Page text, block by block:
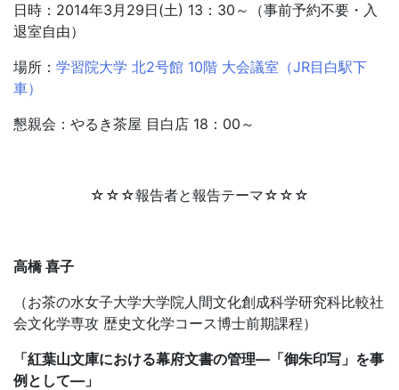
日時：2014年3月29日(土) 13：30～（事前予約不要・入
退室自由）
場所： 学習院大学 北2号館 10階 大会議室（JR目白駅下
車）
懇親会：やるき茶屋 目白店 18：00～
☆☆☆報告者と報告テーマ☆☆☆
高橋 喜子
（お茶の水女子大学大学院人間文化創成科学研究科比較社
会文化学専攻 歴史文化学コース博士前期課程）
「紅葉山文庫における幕府文書の管理―「御朱印写」を事
例として―」